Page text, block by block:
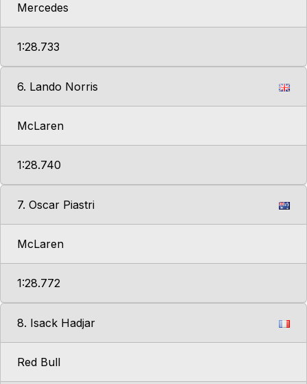
Mercedes
1:28.733
6. Lando Norris
McLaren
1:28.740
7. Oscar Piastri
McLaren
1:28.772
8. Isack Hadjar
Red Bull